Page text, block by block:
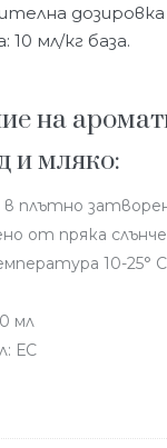
10 мл/кг база.
на
и мляко:
плътно
от пряка
10-25°
мл
ЕС